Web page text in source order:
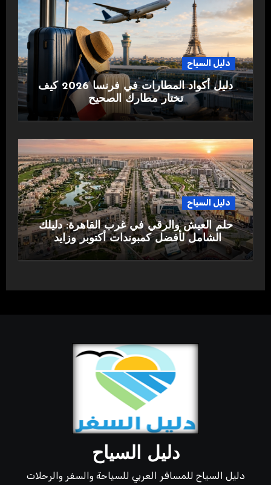
دليل السياح
دليل أكواد المطارات في فرنسا 2026 كيف
تختار مطارك الصحيح
دليل السياح
حلم العيش والرقي في غرب القاهرة: دليلك
الشامل لأفضل كمبوندات أكتوبر وزايد
دليل السياح
دليل السياح للمسافر العربي للسياحة والسفر والرحلات